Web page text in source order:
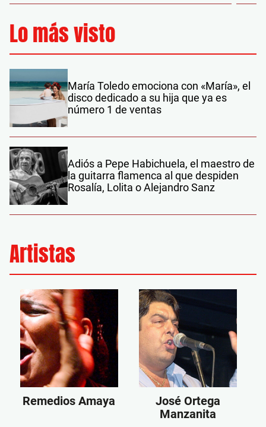
Lo más visto
María Toledo emociona con «María», el
disco dedicado a su hija que ya es
número 1 de ventas
Adiós a Pepe Habichuela, el maestro de
la guitarra flamenca al que despiden
Rosalía, Lolita o Alejandro Sanz
Artistas
Remedios Amaya
José Ortega
Manzanita